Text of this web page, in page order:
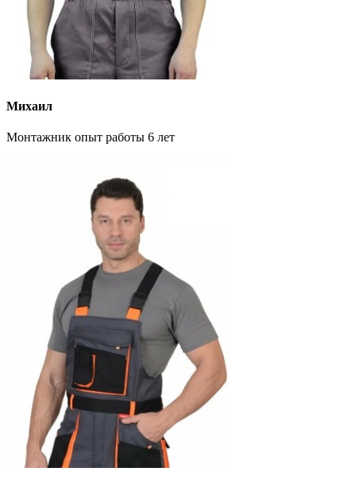
Михаил
Монтажник опыт работы 6 лет